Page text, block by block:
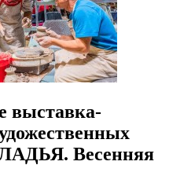
выставка-
Весенняя